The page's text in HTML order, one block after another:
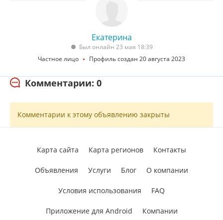
Екатерина
Был онлайн 23 мая 18:39
Частное лицо
Профиль создан 20 августа 2023
Комментарии: 0
Комментарии к этому объявлению закрыты
Карта сайта Карта регионов Контакты
Объявления Услуги Блог О компании
Условия использования FAQ
Приложение для Android Компании